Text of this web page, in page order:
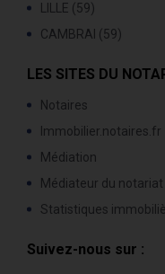
LILLE (59)
CAMBRAI (59)
LES SITES DU
Notaires
Immobilier.notaires.fr
Médiation
Médiateur du notariat
Statistiques
Suivez-nous sur :